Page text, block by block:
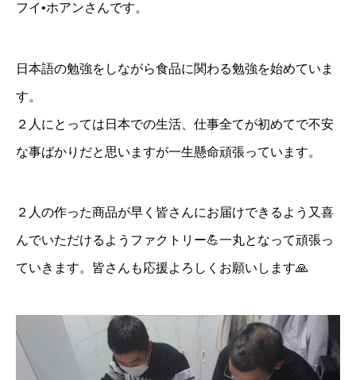
フイ•ホアンさんです。
日本語の勉強をしながら食品に関わる勉強を始めていま
す。
２人にとっては日本での生活、仕事全てが初めてで不安
な事ばかりだと思いますが一生懸命頑張っています。
２人の作った商品が早く皆さんにお届けできるよう又喜
んでいただけるようファクトリー💪一丸となって頑張っ
ていきます。皆さんも応援よろしくお願いします🙏